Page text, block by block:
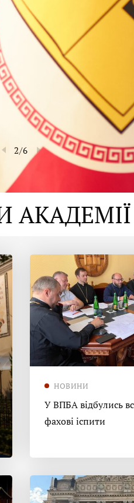
2/6
АКАДЕМІЇ
НОВИНИ
У ВПБА відбулись
фахові іспити